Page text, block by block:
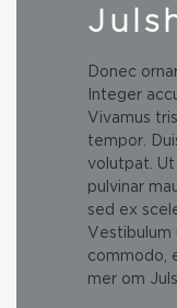
Donec
Integer
Vivamus
tempor.
volutpat. Ut
pulvinar
sed ex
Vestibulum
commodo,
mer om